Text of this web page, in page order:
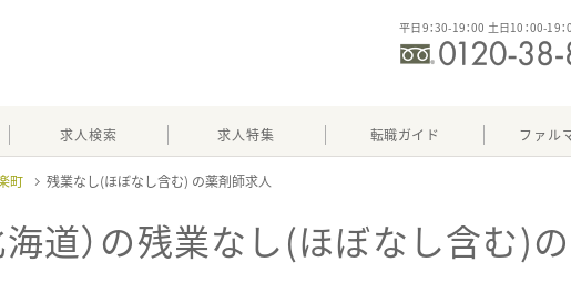
平日9：30-19：00 土日10：00-19：
求人検索 求人特集 転職ガイド ファル
町 残業なし(ほぼなし含む)
道）の残業なし(ほぼなし含む)